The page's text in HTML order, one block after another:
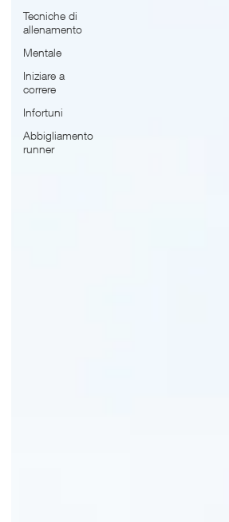
Tecniche di
allenamento
Mentale
Iniziare a
correre
Infortuni
Abbigliamento
runner